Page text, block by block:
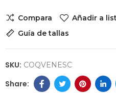
Compara
Añadir a
Guía de tallas
SKU: COQVENESC